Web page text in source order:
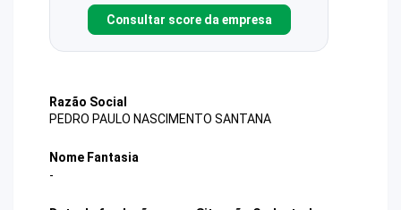
Consultar score da empresa
Razão Social
PEDRO PAULO NASCIMENTO SANTANA
Nome Fantasia
-